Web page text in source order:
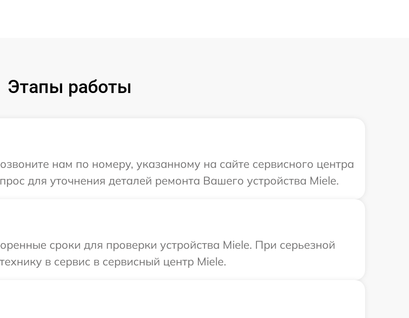
Этапы работы
нам по номеру, указанному на сайте сервисного центра
для уточнения деталей ремонта Вашего устройства Miele.
сроки для проверки устройства Miele. При серьезной
в сервис в сервисный центр Miele.